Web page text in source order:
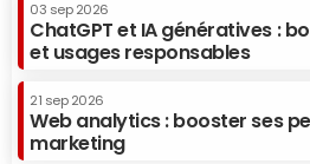
03 sep 2026
ChatGPT et IA génératives :
et usages responsables
21 sep 2026
Web analytics : booster ses
marketing